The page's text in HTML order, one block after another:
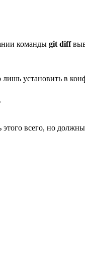
команды git diff
установить в
всего, но